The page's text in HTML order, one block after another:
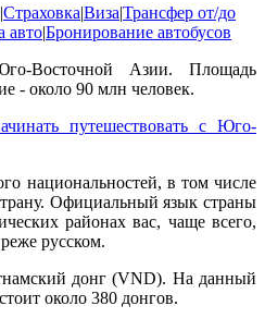
|Страховка|Виза|Трансфер от/до
авто|Бронирование автобусов
Восточной Азии. Площадь
- около 90 млн человек.
путешествовать с Юго-
национальностей, в том числе
Официальный язык страны
районах вас, чаще всего,
русском.
донг (VND). На данный
около 380 донгов.